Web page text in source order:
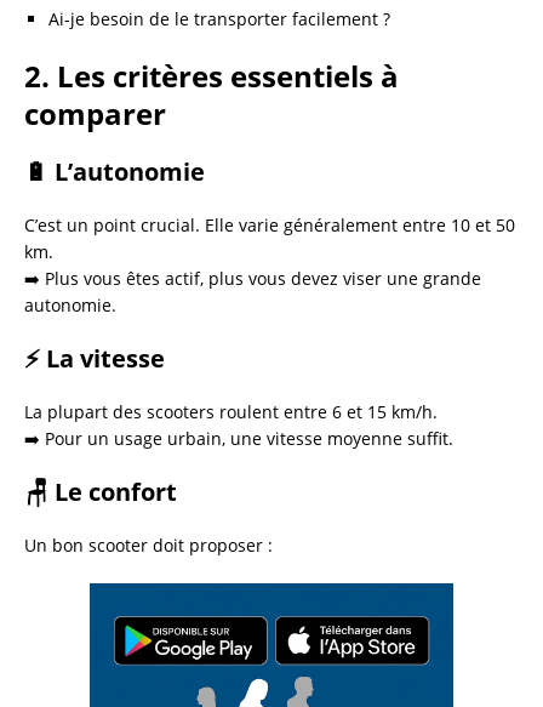
Ai-je besoin de le transporter facilement ?
2. Les critères essentiels à
comparer
🔋 L’autonomie
C’est un point crucial. Elle varie généralement entre 10 et 50
km.
➡️ Plus vous êtes actif, plus vous devez viser une grande
autonomie.
⚡ La vitesse
La plupart des scooters roulent entre 6 et 15 km/h.
➡️ Pour un usage urbain, une vitesse moyenne suffit.
🪑 Le confort
Un bon scooter doit proposer :